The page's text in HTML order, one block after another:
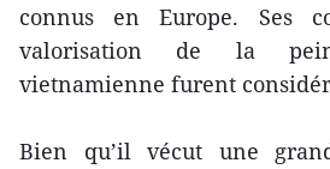
connus en Europe. Ses
valorisation de la
vietnamienne furent
Bien qu’il vécut une